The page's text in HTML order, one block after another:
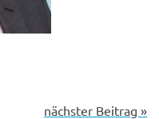
nächster Beitrag »